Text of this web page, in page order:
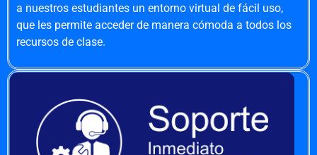
a nuestros estudiantes un entorno virtual de fácil uso,
que les permite acceder de manera cómoda a todos los
recursos de clase.